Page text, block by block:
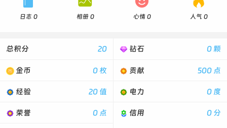
日志 0 相册 0 心情 0 人气 0
20
总积分 0 颗
钻石
0 枚
金币 500 点
贡献
20 值
经验 0 度
电力
0 点
荣誉 0 分
信用